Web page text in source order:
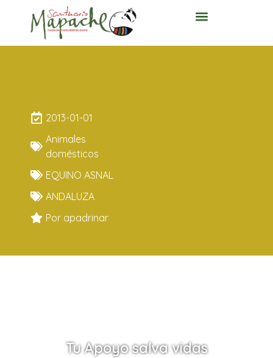
2013-01-01
Animales
domésticos
EQUINO ASNAL
ANDALUZA
Por apadrinar
Tu Apoyo salva vidas